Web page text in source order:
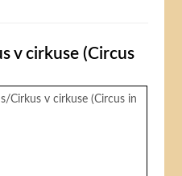
v cirkuse (Circus
Cirkus v cirkuse (Circus in